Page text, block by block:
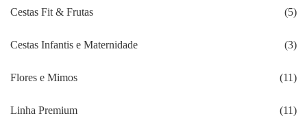
Cestas Fit & Frutas (5)
Cestas Infantis e Maternidade (3)
Flores e Mimos (11)
Linha Premium (11)